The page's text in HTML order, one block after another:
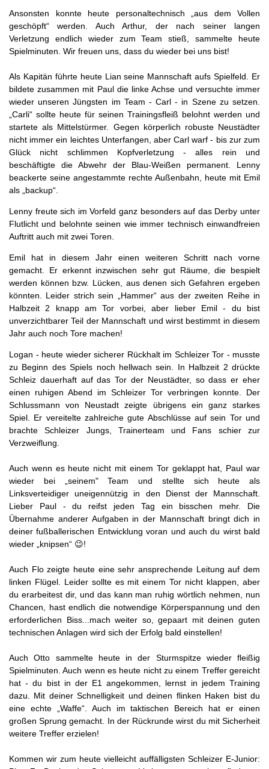
Ansonsten konnte heute personaltechnisch „aus dem Vollen
geschöpft“ werden. Auch Arthur, der nach seiner langen
Verletzung endlich wieder zum Team stieß, sammelte heute
Spielminuten. Wir freuen uns, dass du wieder bei uns bist!
Als Kapitän führte heute Lian seine Mannschaft aufs Spielfeld. Er
bildete zusammen mit Paul die linke Achse und versuchte immer
wieder unseren Jüngsten im Team - Carl - in Szene zu setzen.
„Carli“ sollte heute für seinen Trainingsfleiß belohnt werden und
startete als Mittelstürmer. Gegen körperlich robuste Neustädter
nicht immer ein leichtes Unterfangen, aber Carl warf - bis zur zum
Glück nicht schlimmen Kopfverletzung - alles rein und
beschäftigte die Abwehr der Blau-Weißen permanent. Lenny
beackerte seine angestammte rechte Außenbahn, heute mit Emil
als „backup“.
Lenny freute sich im Vorfeld ganz besonders auf das Derby unter
Flutlicht und belohnte seinen wie immer technisch einwandfreien
Auftritt auch mit zwei Toren.
Emil hat in diesem Jahr einen weiteren Schritt nach vorne
gemacht. Er erkennt inzwischen sehr gut Räume, die bespielt
werden können bzw. Lücken, aus denen sich Gefahren ergeben
könnten. Leider strich sein „Hammer“ aus der zweiten Reihe in
Halbzeit 2 knapp am Tor vorbei, aber lieber Emil - du bist
unverzichtbarer Teil der Mannschaft und wirst bestimmt in diesem
Jahr auch noch Tore machen!
Logan - heute wieder sicherer Rückhalt im Schleizer Tor - musste
zu Beginn des Spiels noch hellwach sein. In Halbzeit 2 drückte
Schleiz dauerhaft auf das Tor der Neustädter, so dass er eher
einen ruhigen Abend im Schleizer Tor verbringen konnte. Der
Schlussmann von Neustadt zeigte übrigens ein ganz starkes
Spiel. Er vereitelte zahlreiche gute Abschlüsse auf sein Tor und
brachte Schleizer Jungs, Trainerteam und Fans schier zur
Verzweiflung.
Auch wenn es heute nicht mit einem Tor geklappt hat, Paul war
wieder bei „seinem" Team und stellte sich heute als
Linksverteidiger uneigennützig in den Dienst der Mannschaft.
Lieber Paul - du reifst jeden Tag ein bisschen mehr. Die
Übernahme anderer Aufgaben in der Mannschaft bringt dich in
deiner fußballerischen Entwicklung voran und auch du wirst bald
wieder „knipsen“ 😉!
Auch Flo zeigte heute eine sehr ansprechende Leitung auf dem
linken Flügel. Leider sollte es mit einem Tor nicht klappen, aber
du erarbeitest dir, und das kann man ruhig wörtlich nehmen, nun
Chancen, hast endlich die notwendige Körperspannung und den
erforderlichen Biss...mach weiter so, gepaart mit deinen guten
technischen Anlagen wird sich der Erfolg bald einstellen!
Auch Otto sammelte heute in der Sturmspitze wieder fleißig
Spielminuten. Auch wenn es heute nicht zu einem Treffer gereicht
hat - du bist in der E1 angekommen, lernst in jedem Training
dazu. Mit deiner Schnelligkeit und deinen flinken Haken bist du
eine echte „Waffe“. Auch im taktischen Bereich hat er einen
großen Sprung gemacht. In der Rückrunde wirst du mit Sicherheit
weitere Treffer erzielen!
Kommen wir zum heute vielleicht auffälligsten Schleizer E-Junior: